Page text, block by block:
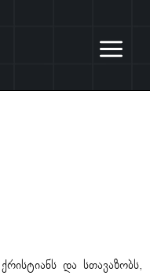
და სთავაზობს,